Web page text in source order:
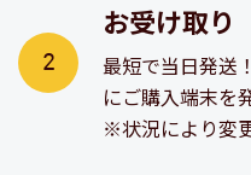
お受け取り
最短で当日発送
にご購入端末を
※状況により変